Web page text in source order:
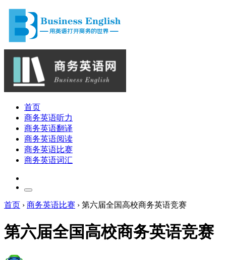
首页
商务英语听力
商务英语翻译
商务英语阅读
商务英语比赛
商务英语词汇
首页 › 商务英语比赛 › 第六届全国高校商务英语竞赛
第六届全国高校商务英语竞赛